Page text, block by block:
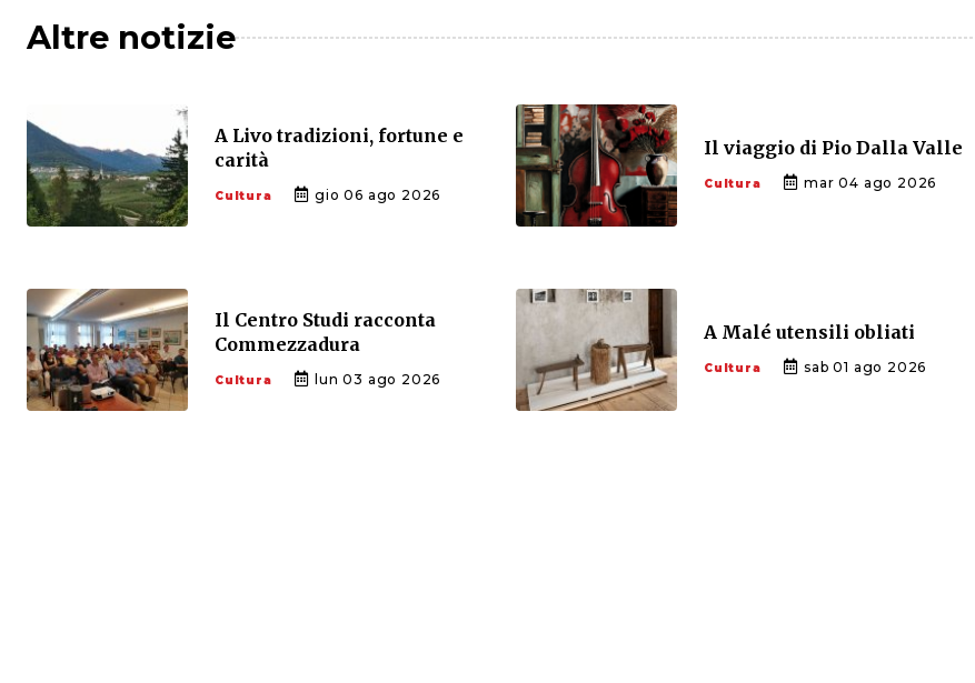
Altre notizie
A Livo tradizioni, fortune e
carità
Cultura gio 06 ago 2026
Il viaggio di Pio Dalla Valle
Cultura mar 04 ago 2026
Il Centro Studi racconta
Commezzadura
Cultura lun 03 ago 2026
A Malé utensili obliati
Cultura sab 01 ago 2026